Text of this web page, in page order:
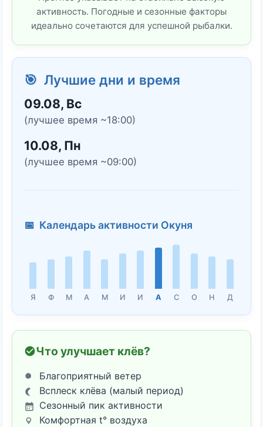
активность. Погодные и сезонные факторы
идеально сочетаются для успешной рыбалки.
🎯 Лучшие дни и время
09.08, Вс
(лучшее время ~18:00)
10.08, Пн
(лучшее время ~09:00)
📅 Календарь активности Окуня
Я Ф М А М И И А С О Н Д
Что улучшает клёв?
Благоприятный ветер
Всплеск клёва (малый период)
Сезонный пик активности
Комфортная t° воздуха